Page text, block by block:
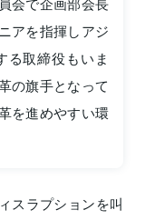
アを指揮しアジ
る取締役もいま
の旗手となって
を進めやすい環
スラプションを叫